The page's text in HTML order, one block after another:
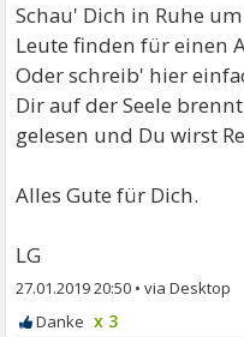
Schau' Dich in Ruhe
Leute finden für einen
Oder schreib' hier
Dir auf der Seele
gelesen und Du wirst
Alles Gute für Dich.
LG
27.01.2019 20:50 •
x 3